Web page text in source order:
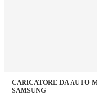
CARICATORE DA AUTO
SAMSUNG